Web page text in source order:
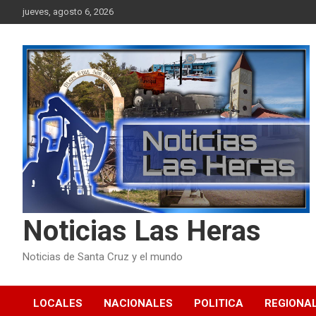
to
jueves, agosto 6, 2026
Noticias Las Heras
Noticias de Santa Cruz y el mundo
LOCALES NACIONALES POLITICA